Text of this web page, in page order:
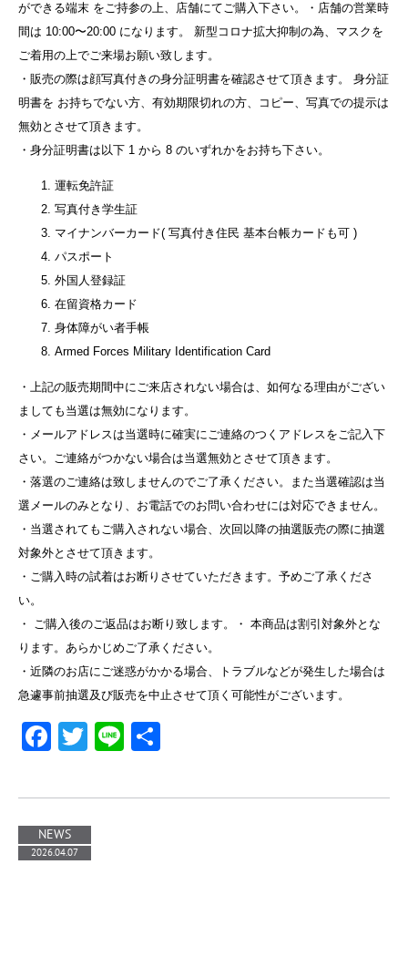
ができる端末 をご持参の上、店舗にてご購入下さい。・店舗の営業時
間は 10:00〜20:00 になります。 新型コロナ拡大抑制の為、マスクを
ご着用の上でご来場お願い致します。
・販売の際は顔写真付きの身分証明書を確認させて頂きます。 身分証
明書を お持ちでない方、有効期限切れの方、コピー、写真での提示は
無効とさせて頂きます。
・身分証明書は以下 1 から 8 のいずれかをお持ち下さい。
運転免許証
写真付き学生証
マイナンバーカード( 写真付き住民 基本台帳カードも可 )
パスポート
外国人登録証
在留資格カード
身体障がい者手帳
Armed Forces Military Identification Card
・上記の販売期間中にご来店されない場合は、如何なる理由がござい
ましても当選は無効になります。
・メールアドレスは当選時に確実にご連絡のつくアドレスをご記入下
さい。ご連絡がつかない場合は当選無効とさせて頂きます。
・落選のご連絡は致しませんのでご了承ください。また当選確認は当
選メールのみとなり、お電話でのお問い合わせには対応できません。
・当選されてもご購入されない場合、次回以降の抽選販売の際に抽選
対象外とさせて頂きます。
・ご購入時の試着はお断りさせていただきます。予めご了承くださ
い。
・ ご購入後のご返品はお断り致します。・ 本商品は割引対象外とな
ります。あらかじめご了承ください。
・近隣のお店にご迷惑がかかる場合、トラブルなどが発生した場合は
急遽事前抽選及び販売を中止させて頂く可能性がございます。
Facebook
Twitter
Line
NEWS
2026.04.07